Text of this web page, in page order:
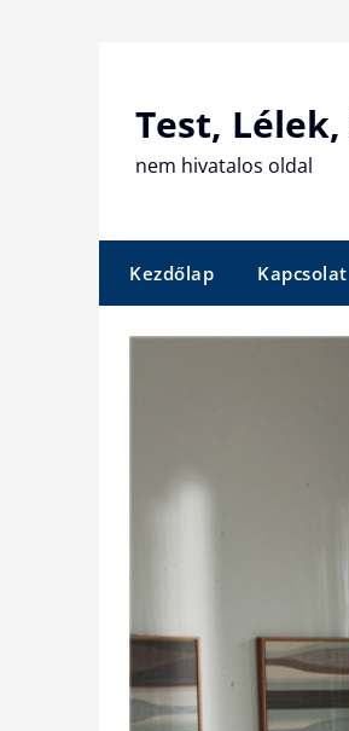
Test,
nem hivatalos oldal
Kezdőlap Kapcsolat